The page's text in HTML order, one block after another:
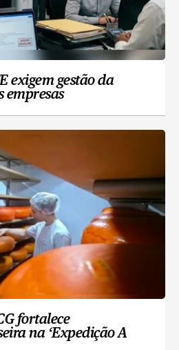
exigem gestão da
empresas
fortalece
na ‘Expedição A